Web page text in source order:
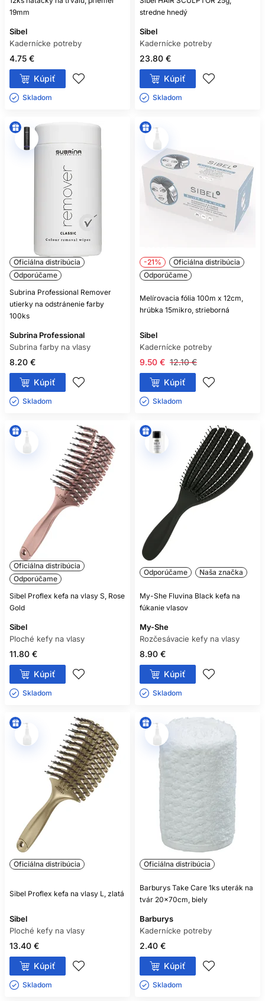
19mm
Sibel
Kadernícke potreby
4.75 €
Kúpiť
Skladom ㅤ
stredne hnedý
Sibel
Kadernícke potreby
23.80 €
Kúpiť
Skladom ㅤ
Oficiálna distribúcia
Odporúčame
Subrina Professional Remover
utierky na odstránenie farby
100ks
Subrina Professional
Subrina farby na vlasy
8.20 €
Kúpiť
Skladom ㅤ
-21%
Oficiálna distribúcia
Odporúčame
Melírovacia fólia 100m x 12cm,
hrúbka 15mikro, strieborná
Sibel
Kadernícke potreby
12.10 €
9.50 €
Kúpiť
Skladom ㅤ
Oficiálna distribúcia
Odporúčame
Sibel Proflex kefa na vlasy S, Rose
Gold
Sibel
Ploché kefy na vlasy
11.80 €
Kúpiť
Skladom ㅤ
Odporúčame Naša značka
My-She Fluvina Black kefa na
fúkanie vlasov
My-She
Rozčesávacie kefy na vlasy
8.90 €
Kúpiť
Skladom ㅤ
Oficiálna distribúcia
Sibel Proflex kefa na vlasy L, zlatá
Sibel
Ploché kefy na vlasy
13.40 €
Kúpiť
Skladom ㅤ
Oficiálna distribúcia
Barburys Take Care 1ks uterák na
tvár 20x70cm, biely
Barburys
Kadernícke potreby
2.40 €
Kúpiť
Skladom ㅤ